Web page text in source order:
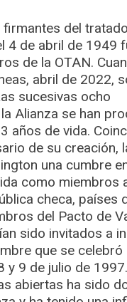
del
4 de abril de 1949
de la OTAN.
abril de 2022,
sucesivas ocho
Alianza se han
años de vida.
de su creación,
una cumbre
como miembros
checa, países
del Pacto de
sido invitados a
que se celebró
y 9 de julio de
abiertas ha sido